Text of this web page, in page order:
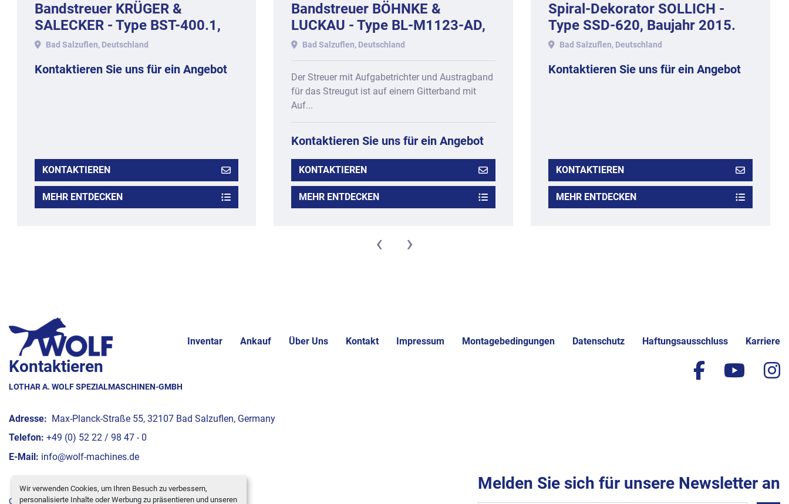
Wir verwenden Cookies, um Ihren Besuch zu verbessern,
personalisierte Inhalte oder Werbung zu präsentieren und unseren
Bandstreuer KRÜGER &
SALECKER - Type BST-400.1,
Baujahr 1997.
Bad Salzuflen, Deutschland
Kontaktieren Sie uns für ein Angebot
KONTAKTIEREN
MEHR ENTDECKEN
Bandstreuer BÖHNKE &
LUCKAU - Type BL-M1123-AD,
mit Gitterband, Baujahr 2018.
Bad Salzuflen, Deutschland
Der Streuer mit Aufgabetrichter und Austragband
für das Streugut ist auf einem Gitterband mit
Auf...
Kontaktieren Sie uns für ein Angebot
KONTAKTIEREN
MEHR ENTDECKEN
Spiral-Dekorator SOLLICH -
Type SSD-620, Baujahr 2015.
Bad Salzuflen, Deutschland
Kontaktieren Sie uns für ein Angebot
KONTAKTIEREN
MEHR ENTDECKEN
‹ ›
Inventar Ankauf Über Uns Kontakt Impressum Montagebedingungen Datenschutz Haftungsausschluss Karriere
Kontaktieren
LOTHAR A. WOLF SPEZIALMASCHINEN-GMBH
Adresse: Max-Planck-Straße 55, 32107 Bad Salzuflen, Germany
Telefon: +49 (0) 52 22 / 98 47 - 0
E-Mail: info@wolf-machines.de
Cookie-Einstellungen
facebook
Melden Sie sich für unsere Newsletter an